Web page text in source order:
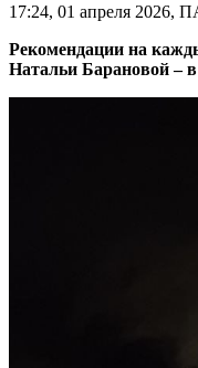
17:24, 01 апреля 2026,
Рекомендации на
Натальи Барановой –